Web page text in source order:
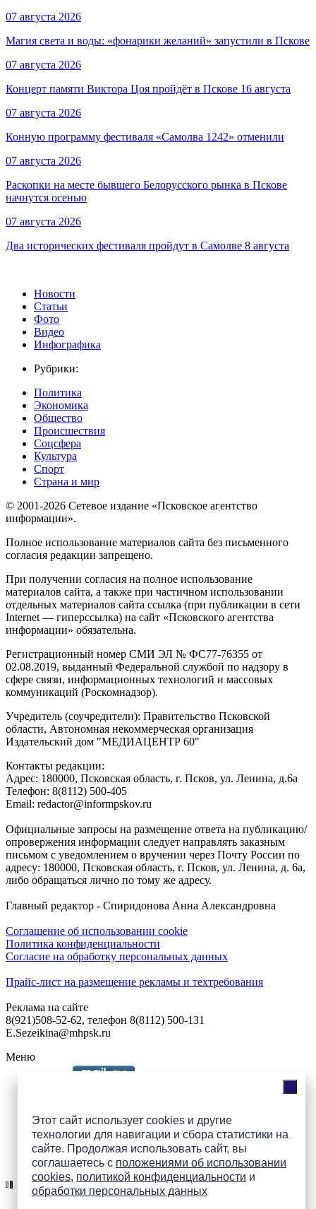
Этот сайт использует cookies и другие
технологии для навигации и сбора статистики на
сайте. Продолжая использовать сайт, вы
соглашаетесь с положениями об использовании
cookies, политикой конфиденциальности и
обработки персональных данных
07 августа 2026
Магия света и воды: «фонарики желаний» запустили в Пскове
07 августа 2026
Концерт памяти Виктора Цоя пройдёт в Пскове 16 августа
07 августа 2026
Конную программу фестиваля «Самолва 1242» отменили
07 августа 2026
Раскопки на месте бывшего Белорусского рынка в Пскове
начнутся осенью
07 августа 2026
Два исторических фестиваля пройдут в Самолве 8 августа
Новости
Статьи
Фото
Видео
Инфографика
Рубрики:
Политика
Экономика
Общество
Происшествия
Соцсфера
Культура
Спорт
Страна и мир
© 2001-2026 Сетевое издание «Псковское агентство
информации».
Полное использование материалов сайта без письменного
согласия редакции запрещено.
При получении согласия на полное использование
материалов сайта, а также при частичном использовании
отдельных материалов сайта ссылка (при публикации в сети
Internet — гиперссылка) на сайт «Псковского агентства
информации» обязательна.
Регистрационный номер СМИ ЭЛ № ФС77-76355 от
02.08.2019, выданный Федеральной службой по надзору в
сфере связи, информационных технологий и массовых
коммуникаций (Роскомнадзор).
Учредитель (соучредители): Правительство Псковской
области, Автономная некоммерческая организация
Издательский дом "МЕДИАЦЕНТР 60"
Контакты редакции:
Адреc: 180000, Псковская область, г. Псков, ул. Ленина, д.6а
Телефон: 8(8112) 500-405
Email: redactor@informpskov.ru
Официальные запросы на размещение ответа на публикацию/
опровержения информации следует направлять заказным
письмом с уведомлением о вручении через Почту России по
адресу: 180000, Псковская область, г. Псков, ул. Ленина, д. 6а,
либо обращаться лично по тому же адресу.
Главный редактор - Спиридонова Анна Александровна
Соглашение об использовании cookie
Политика конфиденциальности
Согласие на обработку персональных данных
Прайс-лист на размещение рекламы и техтребования
Реклама на сайте
8(921)508-52-62, телефон 8(8112) 500-131
E.Sezeikina@mhpsk.ru
Меню
Подпишись на группы
ПАИ в соцсетях!